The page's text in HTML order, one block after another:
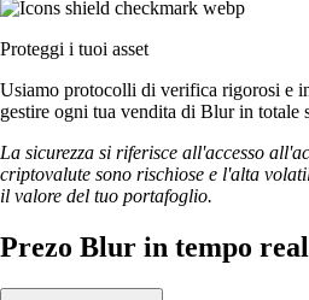
Proteggi i tuoi asset
Usiamo protocolli di verifica rigorosi e
gestire ogni tua vendita di Blur in totale
La sicurezza si riferisce all'accesso
criptovalute sono rischiose e l'alta
il valore del tuo portafoglio.
Prezo Blur in tempo